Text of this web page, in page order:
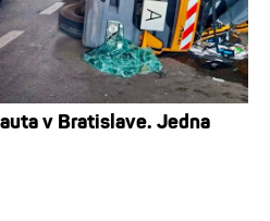
v Bratislave. Jedna